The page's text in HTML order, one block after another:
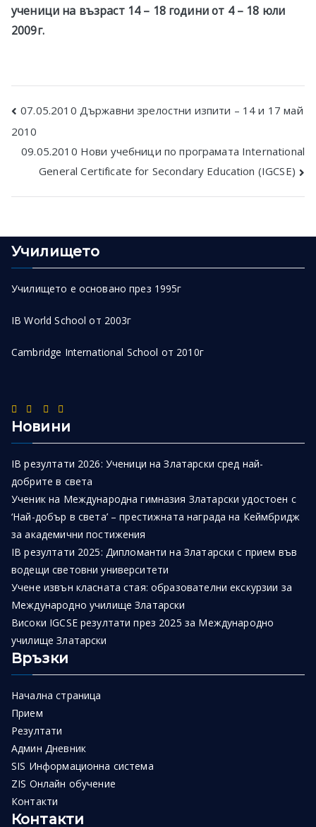
ученици на възраст 14 – 18 години от 4 – 18 юли
2009г.
Post
navigation
07.05.2010 Държавни зрелостни изпити – 14 и 17 май
2010
09.05.2010 Нови учебници по програмата International
General Certificate for Secondary Education (IGCSE)
Училището
Училището е основано през 1995г
IB World School от 2003г
Cambridge International School от 2010г
Новини
IB резултати 2026: Ученици на Златарски сред най-
добрите в света
Ученик на Международна гимназия Златарски удостоен с
‘Най-добър в света’ – престижната награда на Кеймбридж
за академични постижения
IB резултати 2025: Дипломанти на Златарски с прием във
водещи световни университети
Учене извън класната стая: образователни екскурзии за
Международно училище Златарски
Високи IGCSE резултати през 2025 за Международно
училище Златарски
Връзки
Начална страница
Прием
Резултати
Админ Дневник
SIS Информационна система
ZIS Онлайн обучение
Контакти
Контакти